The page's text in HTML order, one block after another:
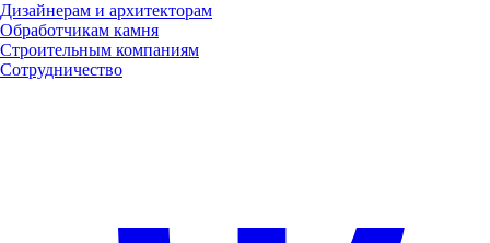
Дизайнерам и архитекторам
Обработчикам камня
Строительным компаниям
Сотрудничество